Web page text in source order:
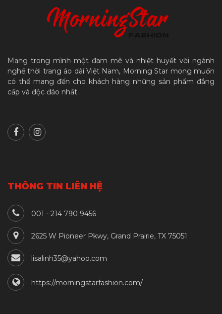
Mang trong mình một đam mê và nhiệt huyết vời ngành
nghề thời trang áo dài Việt Nam, Morning Star mong muốn
có thể mang đến cho khách hàng những sản phẩm đẳng
cấp và độc đáo nhất.
THÔNG TIN LIÊN HỆ
001 - 214 790 9456
2625 W Pioneer Pkwy, Grand Prairie, TX 75051
lisalinh35@yahoo.com
https://morningstarfashion.com/